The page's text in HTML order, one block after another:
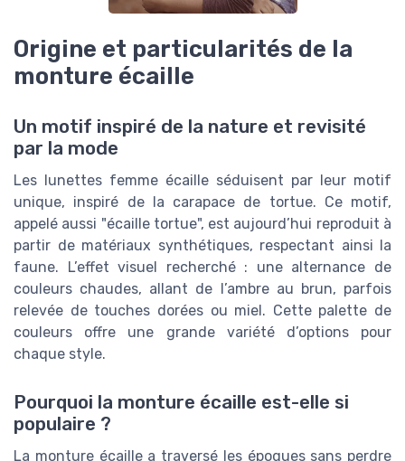
Origine et particularités de la
monture écaille
Un motif inspiré de la nature et revisité
par la mode
Les lunettes femme écaille séduisent par leur motif
unique, inspiré de la carapace de tortue. Ce motif,
appelé aussi "écaille tortue", est aujourd’hui reproduit à
partir de matériaux synthétiques, respectant ainsi la
faune. L’effet visuel recherché : une alternance de
couleurs chaudes, allant de l’ambre au brun, parfois
relevée de touches dorées ou miel. Cette palette de
couleurs offre une grande variété d’options pour
chaque style.
Pourquoi la monture écaille est-elle si
populaire ?
La monture écaille a traversé les époques sans perdre